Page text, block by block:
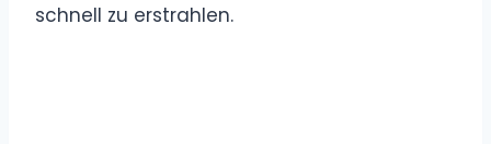
schnell zu erstrahlen.